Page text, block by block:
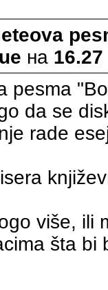
на
pesma
da se
rade
više, ili
šta